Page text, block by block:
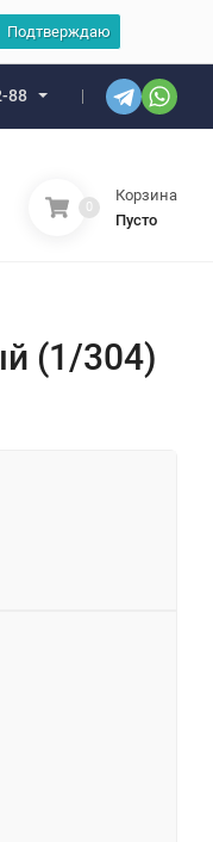
Подтверждаю
88
0
Корзина
Пусто
(1/304)